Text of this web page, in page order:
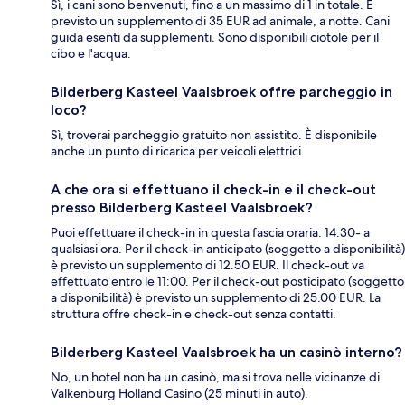
Sì, i cani sono benvenuti, fino a un massimo di 1 in totale. È
previsto un supplemento di 35 EUR ad animale, a notte. Cani
guida esenti da supplementi. Sono disponibili ciotole per il
cibo e l'acqua.
Bilderberg Kasteel Vaalsbroek offre parcheggio in
loco?
Sì, troverai parcheggio gratuito non assistito. È disponibile
anche un punto di ricarica per veicoli elettrici.
A che ora si effettuano il check-in e il check-out
presso Bilderberg Kasteel Vaalsbroek?
Puoi effettuare il check-in in questa fascia oraria: 14:30- a
qualsiasi ora. Per il check-in anticipato (soggetto a disponibilità)
è previsto un supplemento di 12.50 EUR. Il check-out va
effettuato entro le 11:00. Per il check-out posticipato (soggetto
a disponibilità) è previsto un supplemento di 25.00 EUR. La
struttura offre check-in e check-out senza contatti.
Bilderberg Kasteel Vaalsbroek ha un casinò interno?
No, un hotel non ha un casinò, ma si trova nelle vicinanze di
Valkenburg Holland Casino (25 minuti in auto).